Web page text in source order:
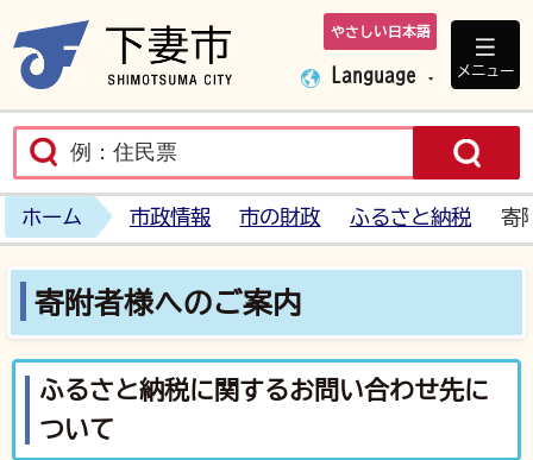
下妻市ホームペ
やさしい日本語
Language メニュー
ホーム 市政情報 市の財政 ふるさと納税 寄
寄附者様へのご案内
ふるさと納税に関するお問い合わせ先に
ついて